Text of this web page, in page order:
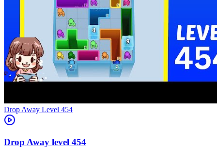
Level 454
454